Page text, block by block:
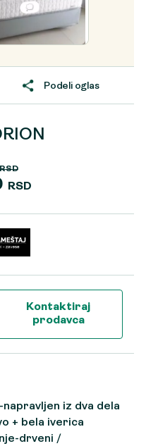
Podeli oglas
RSD.
RSD
RSD.
Kontaktiraj
prodavca
iz dva dela
+ bela iverica
drveni /